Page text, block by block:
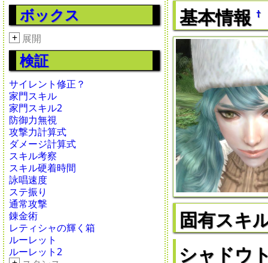
ボックス
+ 展開
検証
サイレント修正？
家門スキル
家門スキル2
防御力無視
攻撃力計算式
ダメージ計算式
スキル考察
スキル硬着時間
詠唱速度
ステ振り
通常攻撃
錬金術
レティシャの輝く箱
ルーレット
ルーレット2
基本情報 †
固有スキ
シャドウ